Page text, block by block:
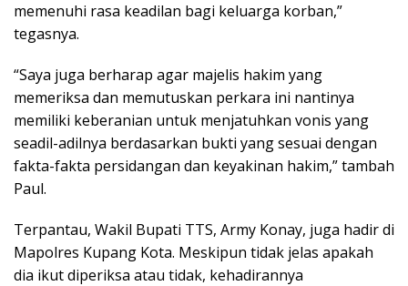
memenuhi rasa keadilan bagi keluarga korban,”
tegasnya.
“Saya juga berharap agar majelis hakim yang
memeriksa dan memutuskan perkara ini nantinya
memiliki keberanian untuk menjatuhkan vonis yang
seadil-adilnya berdasarkan bukti yang sesuai dengan
fakta-fakta persidangan dan keyakinan hakim,” tambah
Paul.
Terpantau, Wakil Bupati TTS, Army Konay, juga hadir di
Mapolres Kupang Kota. Meskipun tidak jelas apakah
dia ikut diperiksa atau tidak, kehadirannya